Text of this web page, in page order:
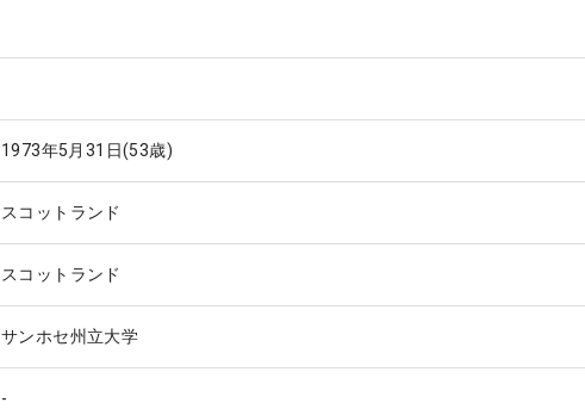
1973年5月31日(53歳)
スコットランド
スコットランド
サンホセ州立大学
-